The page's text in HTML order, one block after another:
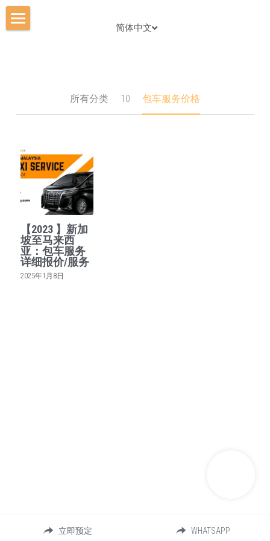
简体中文
旅游攻略
简体中文
简体中文
ENGLISH
所有分类 10 包车服务价格
【2023 】新加
坡至马来西
亚：包车服务
详细报价/服务
2025年1月8日
立即预定 WHATSAPP